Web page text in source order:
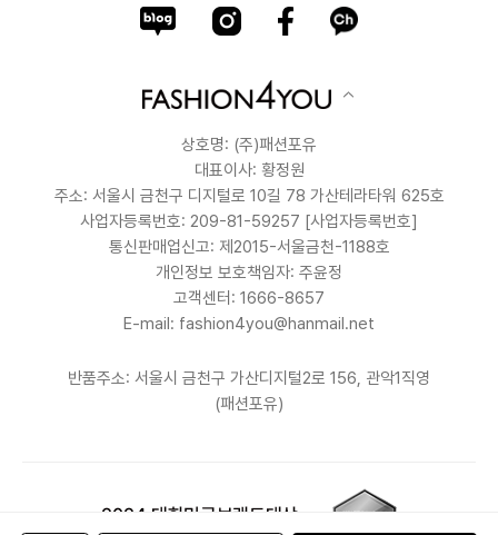
상호명: (주)패션포유
대표이사: 황정원
주소: 서울시 금천구 디지털로 10길 78 가산테라타워 625호
사업자등록번호: 209-81-59257 [사업자등록번호]
통신판매업신고: 제2015-서울금천-1188호
개인정보 보호책임자: 주윤정
고객센터: 1666-8657
E-mail: fashion4you@hanmail.net
반품주소: 서울시 금천구 가산디지털2로 156, 관악1직영
(패션포유)